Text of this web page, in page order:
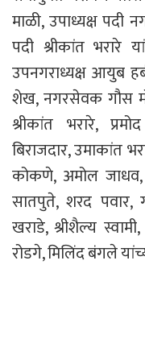
माळी, उपाध्यक्ष
पदी श्रीकांत भरारे
उपनगराध्यक्ष आयुब
शेख, नगरसेवक गौस
श्रीकांत भरारे,
बिराजदार, उमाकांत
कोकणे, अमोल जाधव,
सातपुते, शरद पवार,
खराडे, श्रीशैल्य
रोडगे, मिलिंद बंगले